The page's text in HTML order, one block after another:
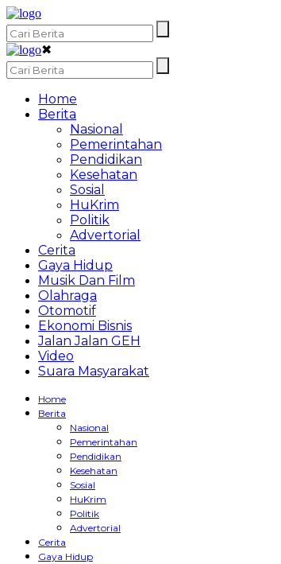
✖
Home
Berita
Nasional
Pemerintahan
Pendidikan
Kesehatan
Sosial
HuKrim
Politik
Advertorial
Cerita
Gaya Hidup
Musik Dan Film
Olahraga
Otomotif
Ekonomi Bisnis
Jalan Jalan GEH
Video
Suara Masyarakat
Home
Berita
Nasional
Pemerintahan
Pendidikan
Kesehatan
Sosial
HuKrim
Politik
Advertorial
Cerita
Gaya Hidup